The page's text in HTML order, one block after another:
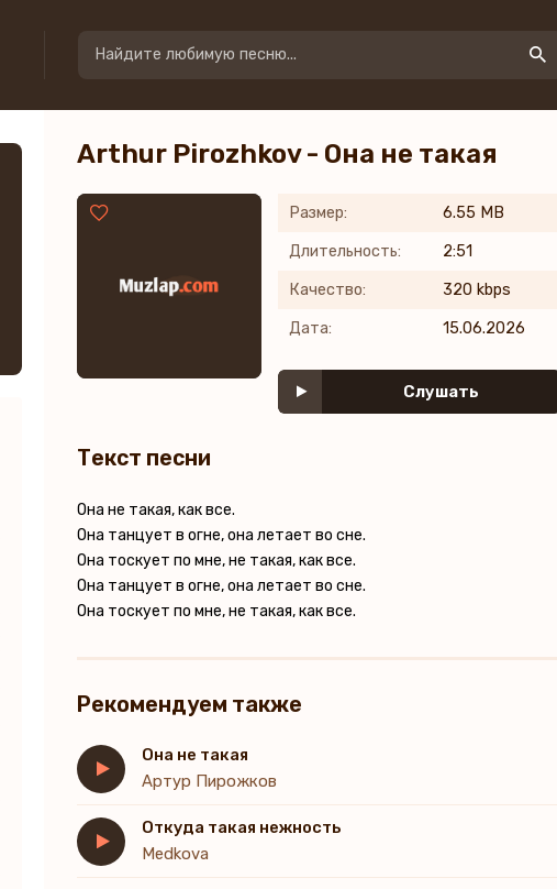
Arthur Pirozhkov - Она не такая
Размер: 6.55 MB
Длительность: 2:51
Качество: 320 kbps
Дата: 15.06.2026
Слушать
Текст песни
Она не такая, как все.
Она танцует в огне, она летает во сне.
Она тоскует по мне, не такая, как все.
Она танцует в огне, она летает во сне.
Она тоскует по мне, не такая, как все.
Рекомендуем также
Она не такая
Артур Пирожков
Откуда такая нежность
Medkova